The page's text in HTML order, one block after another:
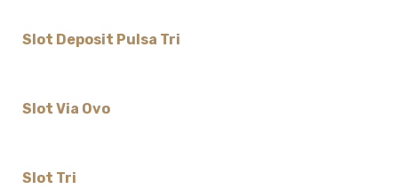
Slot Deposit Pulsa Tri
Slot Via Ovo
Slot Tri